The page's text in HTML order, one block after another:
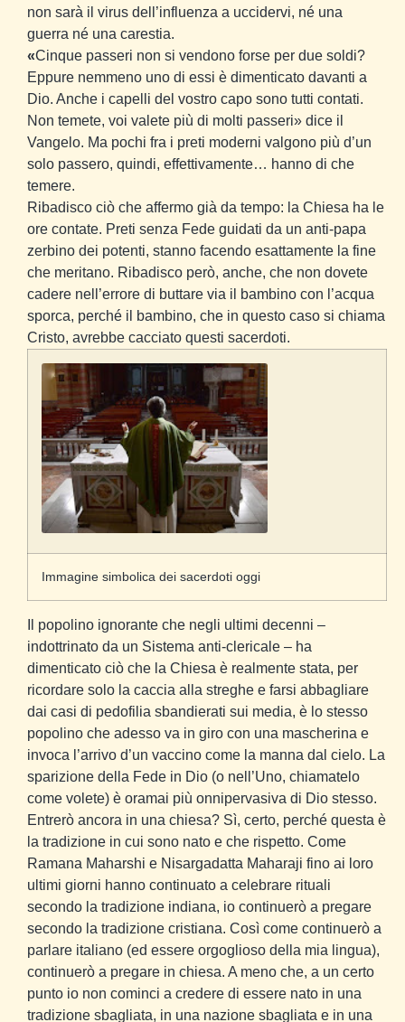
non sarà il virus dell’influenza a uccidervi, né una
guerra né una carestia.
«Cinque passeri non si vendono forse per due soldi?
Eppure nemmeno uno di essi è dimenticato davanti a
Dio. Anche i capelli del vostro capo sono tutti contati.
Non temete, voi valete più di molti passeri» dice il
Vangelo. Ma pochi fra i preti moderni valgono più d’un
solo passero, quindi, effettivamente… hanno di che
temere.
Ribadisco ciò che affermo già da tempo: la Chiesa ha le
ore contate. Preti senza Fede guidati da un anti-papa
zerbino dei potenti, stanno facendo esattamente la fine
che meritano. Ribadisco però, anche, che non dovete
cadere nell’errore di buttare via il bambino con l’acqua
sporca, perché il bambino, che in questo caso si chiama
Cristo, avrebbe cacciato questi sacerdoti.
Immagine simbolica dei sacerdoti oggi
Il popolino ignorante che negli ultimi decenni –
indottrinato da un Sistema anti-clericale – ha
dimenticato ciò che la Chiesa è realmente stata, per
ricordare solo la caccia alla streghe e farsi abbagliare
dai casi di pedofilia sbandierati sui media, è lo stesso
popolino che adesso va in giro con una mascherina e
invoca l’arrivo d’un vaccino come la manna dal cielo. La
sparizione della Fede in Dio (o nell’Uno, chiamatelo
come volete) è oramai più onnipervasiva di Dio stesso.
Entrerò ancora in una chiesa? Sì, certo, perché questa è
la tradizione in cui sono nato e che rispetto. Come
Ramana Maharshi e Nisargadatta Maharaji fino ai loro
ultimi giorni hanno continuato a celebrare rituali
secondo la tradizione indiana, io continuerò a pregare
secondo la tradizione cristiana. Così come continuerò a
parlare italiano (ed essere orgoglioso della mia lingua),
continuerò a pregare in chiesa. A meno che, a un certo
punto io non cominci a credere di essere nato in una
tradizione sbagliata, in una nazione sbagliata e in una